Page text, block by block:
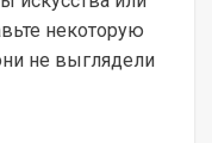
некоторую
не выглядели